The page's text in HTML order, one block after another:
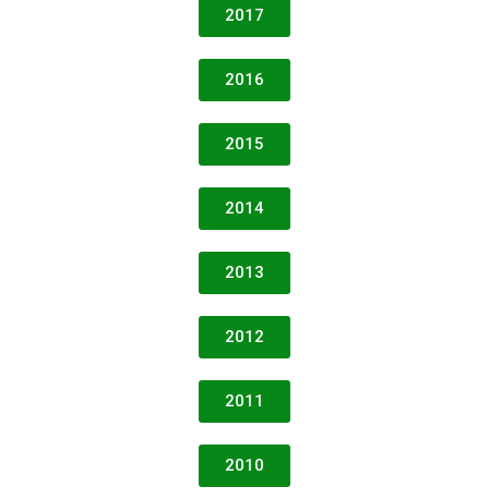
2017
2016
2015
2014
2013
2012
2011
2010